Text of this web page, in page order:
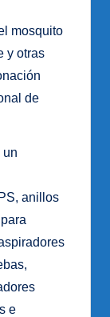
mosquito
y otras
de
un
anillos
e